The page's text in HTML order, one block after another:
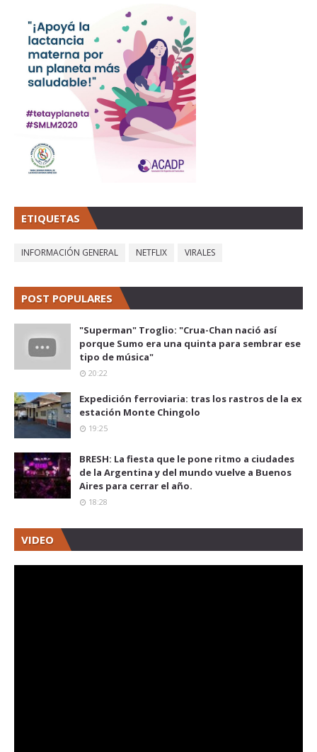
ETIQUETAS
INFORMACIÓN GENERAL NETFLIX VIRALES
POST POPULARES
"Superman" Troglio: "Crua-Chan nació así
porque Sumo era una quinta para sembrar ese
tipo de música"
20:22
Expedición ferroviaria: tras los rastros de la ex
estación Monte Chingolo
19:25
BRESH: La fiesta que le pone ritmo a ciudades
de la Argentina y del mundo vuelve a Buenos
Aires para cerrar el año.
18:28
VIDEO